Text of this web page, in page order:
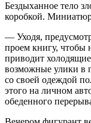
Бездыханное тело
коробкой.
— Уходя,
проем книгу, чтобы
приводит
возможные улики в
со своей одеждой
этого на личном
обеденного